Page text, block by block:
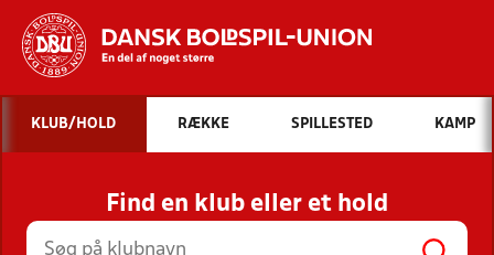
Hvad vil du søge efter?
INDHOLD OG NYHEDER
STILLINGER, RESULTATER, KLUBBER OG
HOLD
KLUB/HOLD RÆKKE SPILLESTED KAMP
Find en klub eller et hold